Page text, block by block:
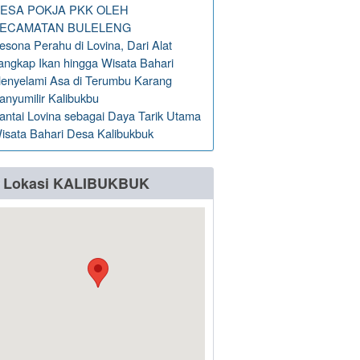
POKJA PKK OLEH
BULELENG
Perahu di Lovina, Dari Alat
Ikan hingga Wisata Bahari
Asa di Terumbu Karang
Kalibukbu
Lovina sebagai Daya Tarik Utama
Bahari Desa Kalibukbuk
Lokasi KALIBUKBUK